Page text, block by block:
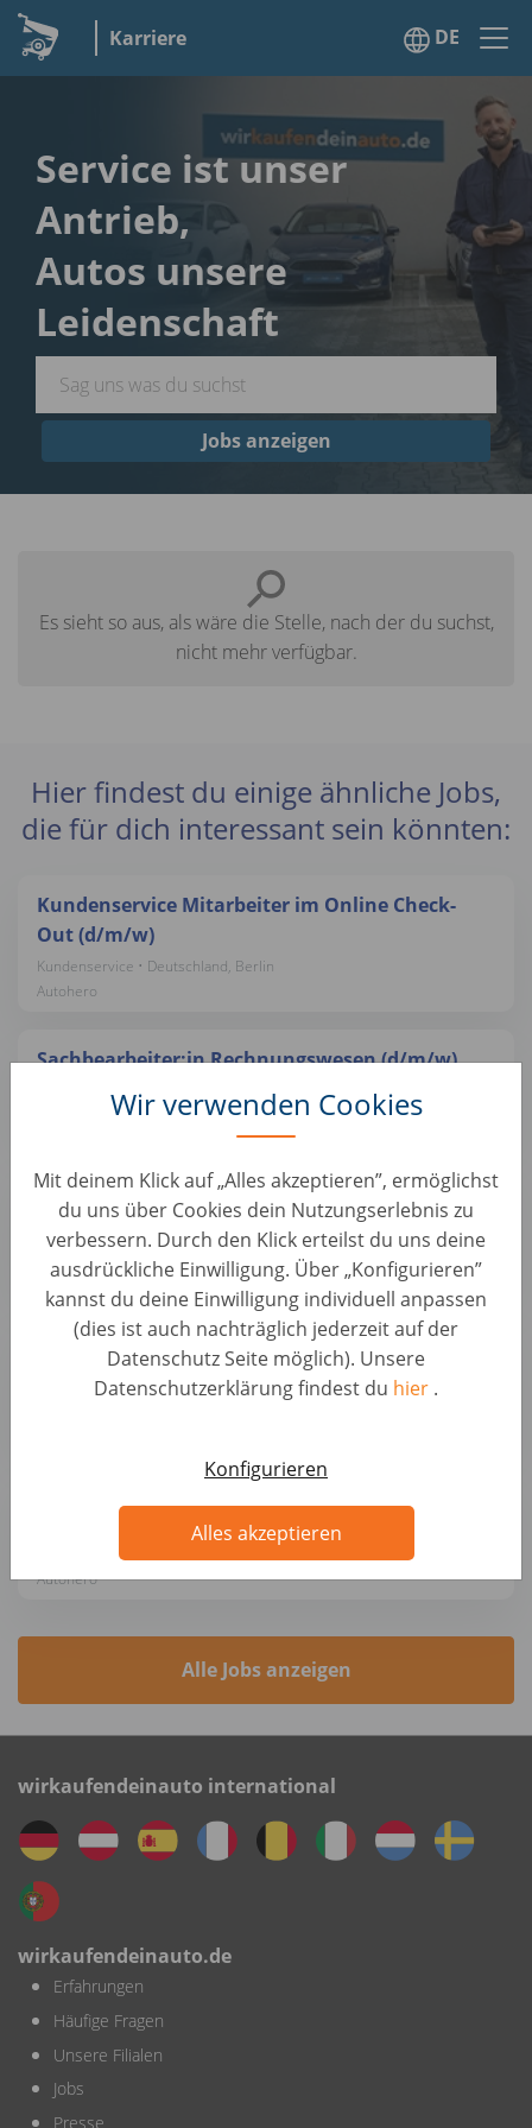
Karriere DE
Wir verwenden Cookies
Mit deinem Klick auf „Alles akzeptieren”, ermöglichst
du uns über Cookies dein Nutzungserlebnis zu
verbessern. Durch den Klick erteilst du uns deine
ausdrückliche Einwilligung. Über „Konfigurieren”
kannst du deine Einwilligung individuell anpassen
(dies ist auch nachträglich jederzeit auf der
Datenschutz Seite möglich). Unsere
Datenschutzerklärung findest du hier .
Konfigurieren
Alles akzeptieren
Service ist unser
Antrieb,
Autos unsere
Leidenschaft
Jobs anzeigen
Es sieht so aus, als wäre die Stelle, nach der du suchst,
nicht mehr verfügbar.
Hier findest du einige ähnliche Jobs,
die für dich interessant sein könnten:
Kundenservice Mitarbeiter im Online Check-
Out (d/m/w)
Kundenservice • Deutschland, Berlin
Autohero
Sachbearbeiter:in Rechnungswesen (d/m/w)
Kundenservice • Deutschland, Berlin
Teamlead Quality Management mit
Schwerpunkt Kfz-Mechatronik (d/m/w)
Kundenservice • Deutschland, Berlin
Autohero
Quereinsteiger Fahrzeugkoordinator/ Bürokraft
(d/m/w) in Teilzeit (24h/ Woche)
Kundenservice • Deutschland, Berlin
(d/m/w) - fully remote, deutschlandweit
Kundenservice • Deutschland, Berlin
Autohero
Alle Jobs anzeigen
wirkaufendeinauto international
wirkaufendeinauto.de
Erfahrungen
Häufige Fragen
Unsere Filialen
Jobs
Presse